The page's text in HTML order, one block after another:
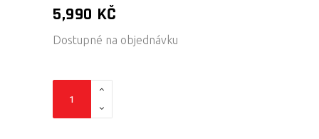
5,990 KČ
Dostupné na objednávku